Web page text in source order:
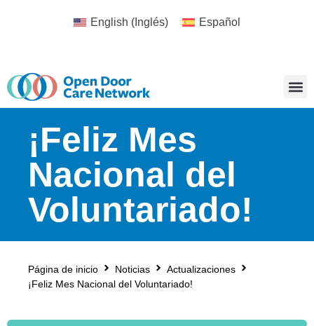
English ( Inglés) Español
¡Feliz Mes
Nacional del
Voluntariado!
Página de inicio Noticias
Actualizaciones
¡Feliz Mes Nacional del Voluntariado!